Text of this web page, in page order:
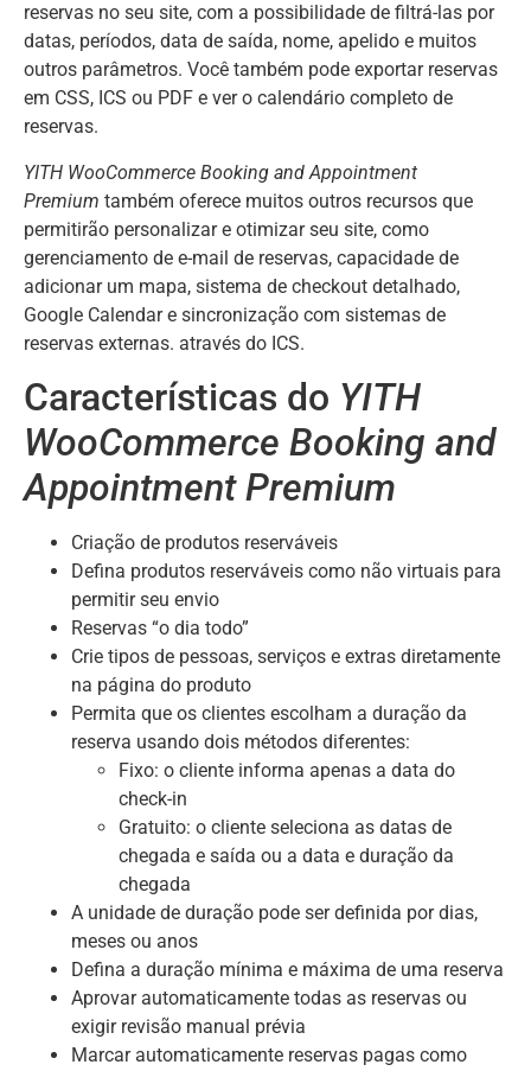
reservas no seu site, com a possibilidade de filtrá-las por
datas, períodos, data de saída, nome, apelido e muitos
outros parâmetros. Você também pode exportar reservas
em CSS, ICS ou PDF e ver o calendário completo de
reservas.
YITH WooCommerce Booking and Appointment
Premium também oferece muitos outros recursos que
permitirão personalizar e otimizar seu site, como
gerenciamento de e-mail de reservas, capacidade de
adicionar um mapa, sistema de checkout detalhado,
Google Calendar e sincronização com sistemas de
reservas externas. através do ICS.
Características do YITH
WooCommerce Booking and
Appointment Premium
Criação de produtos reserváveis
Defina produtos reserváveis ​​como não virtuais para
permitir seu envio
Reservas “o dia todo”
Crie tipos de pessoas, serviços e extras diretamente
na página do produto
Permita que os clientes escolham a duração da
reserva usando dois métodos diferentes:
Fixo: o cliente informa apenas a data do
check-in
Gratuito: o cliente seleciona as datas de
chegada e saída ou a data e duração da
chegada
A unidade de duração pode ser definida por dias,
meses ou anos
Defina a duração mínima e máxima de uma reserva
Aprovar automaticamente todas as reservas ou
exigir revisão manual prévia
Marcar automaticamente reservas pagas como